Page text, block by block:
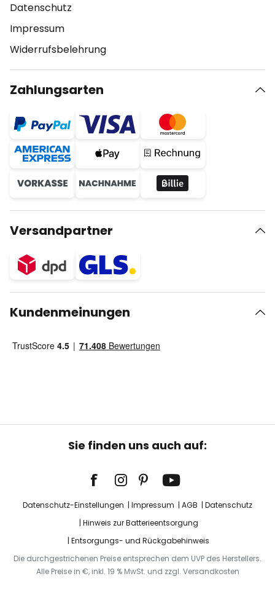
Datenschutz
Impressum
Widerrufsbelehrung
Zahlungsarten
Versandpartner
Kundenmeinungen
Sie finden uns auch auf:
Datenschutz-Einstellungen Impressum AGB
Datenschutz
Hinweis zur Batterieentsorgung
Entsorgungs- und Rückgabehinweis
Die durchgestrichenen Preise entsprechen dem UVP des Herstellers.
Alle Preise in €, inkl. 19 % MwSt. und zzgl. Versandkosten